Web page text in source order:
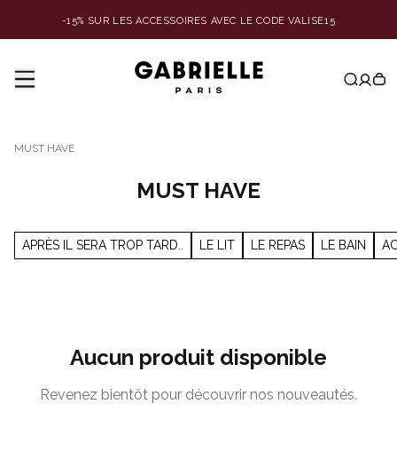
-15% SUR LES ACCESSOIRES AVEC LE CODE VALISE15
MUST HAVE
MUST HAVE
APRÈS IL SERA TROP TARD.. LE LIT LE REPAS LE BAIN
Aucun produit disponible
Revenez bientôt pour découvrir nos nouveautés.